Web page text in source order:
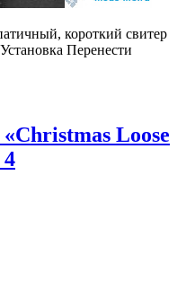
короткий свитер
Перенести
Loose